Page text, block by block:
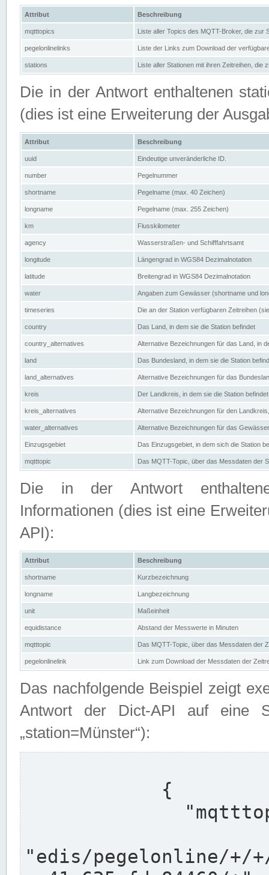
Attribut Beschreibung
mqtttopics Liste aller Topics des MQTT-Broker, die zur
pegelonlinelinks Liste der Links zum Download der
stations Liste aller Stationen mit ihren Zeitreihen, die
Die in der Antwort enthaltenen
(dies ist eine Erweiterung der
Attribut Beschreibung
uuid Eindeutige unveränderliche ID.
number Pegelnummer
shortname Pegelname (max. 40 Zeichen)
longname Pegelname (max. 255 Zeichen)
km Flusskilometer
agency Wasserstraßen- und Schifffahrtsamt
longitude Längengrad in WGS84 Dezimalnotation
latitude Breitengrad in WGS84 Dezimalnotation
water Angaben zum Gewässer (shortname und
timeseries Die an der Station verfügbaren Zeitreihen
country Das Land, in dem sie die Station befindet
country_alternatives Alternative Bezeichnungen für das Land, in
land Das Bundesland, in dem sie die Station
land_alternatives Alternative Bezeichnungen für das
kreis Der Landkreis, in dem sie die Station befindet
kreis_alternatives Alternative Bezeichnungen für den
water_alternatives Alternative Bezeichnungen für das
Einzugsgebiet Das Einzugsgebiet, in dem sich die Station
mqtttopic Das MQTT-Topic, über das Messdaten der
Die in der Antwort
Informationen (dies ist eine
API):
Attribut Beschreibung
shortname Kurzbezeichnung
longname Langbezeichnung
unit Maßeinheit
equidistance Abstand der Messwerte in Minuten
mqtttopic Das MQTT-Topic, über das Messdaten der
pegelonlinelink Link zum Download der Messdaten der
Das nachfolgende Beispiel zeigt
Antwort der Dict-API auf eine
„station=Münster“):
"edis/pegelonline/+/